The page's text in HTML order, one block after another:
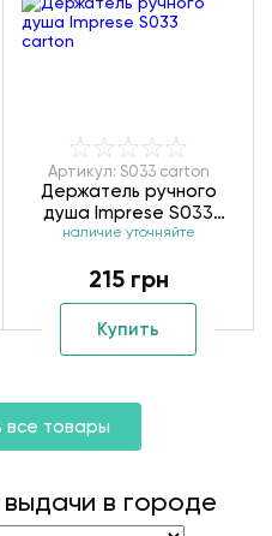
Артикул: S033 carton
Держатель ручного
душа Imprese S033
carton
наличие уточняйте
215 грн
Купить
все товары
выдачи в городе